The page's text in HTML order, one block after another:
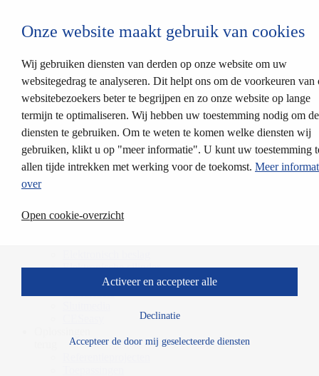
Mechanische sluitsystemen
Producten
Sluitsystemen
Insteeksloten
Oplossingen
Partnerprofielen
CES relock
Cilinderkleuren
Modulair systeem
Elektronische sluitsystemen
CESentry cloudgebaseerd sluitsysteem
Elektronische cilinder
Elektronisch meubelslot
Onze website maakt gebruik van cookies
Wij gebruiken diensten van derden op onze website om uw
websitegedrag te analyseren. Dit helpt ons om de voorkeuren van
websitebezoekers beter te begrijpen en zo onze website op lange
termijn te optimaliseren. Wij hebben uw toestemming nodig om
diensten te gebruiken. Om te weten te komen welke diensten wij
gebruiken, klikt u op "meer informatie". U kunt uw toestemming
allen tijde intrekken met werking voor de toekomst. Meer
over
Open cookie-overzicht
Declinatie
Accepteer de door mij geselecteerde diensten
Activeer en accepteer alle